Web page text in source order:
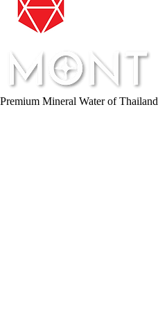
Premium Mineral Water of Thailand